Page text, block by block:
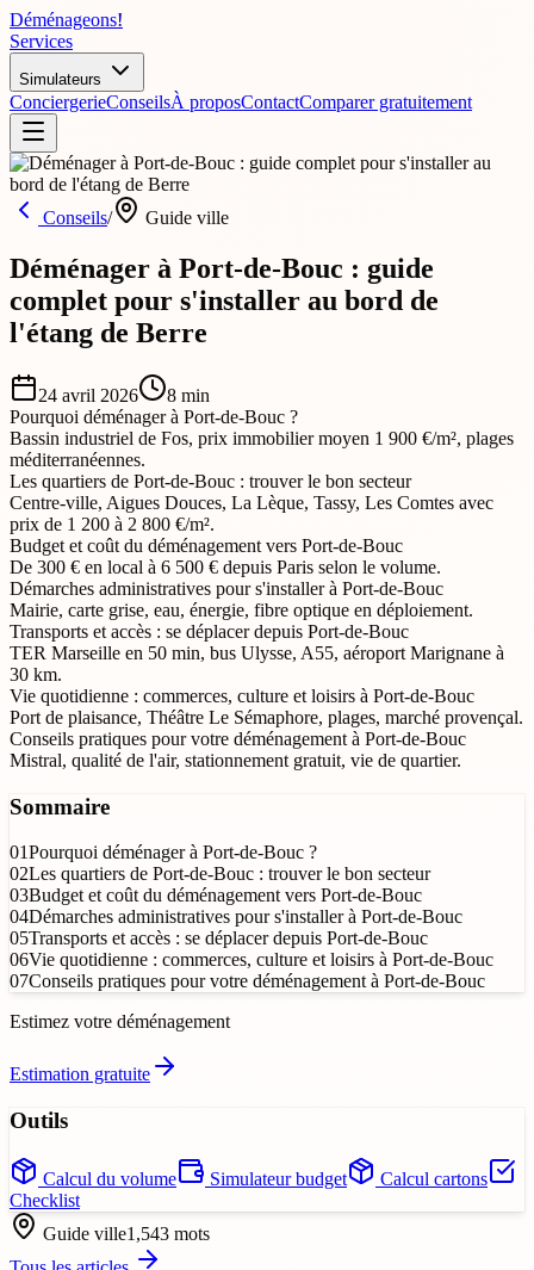
Déménageons!
Services
Simulateurs
ConciergerieConseilsÀ proposContactComparer gratuitement
Conseils/ Guide ville
Déménager à Port-de-Bouc : guide
complet pour s'installer au bord de
l'étang de Berre
24 avril 2026 8 min
Pourquoi déménager à Port-de-Bouc ?
Bassin industriel de Fos, prix immobilier moyen 1 900 €/m², plages
méditerranéennes.
Les quartiers de Port-de-Bouc : trouver le bon secteur
Centre-ville, Aigues Douces, La Lèque, Tassy, Les Comtes avec
prix de 1 200 à 2 800 €/m².
Budget et coût du déménagement vers Port-de-Bouc
De 300 € en local à 6 500 € depuis Paris selon le volume.
Démarches administratives pour s'installer à Port-de-Bouc
Mairie, carte grise, eau, énergie, fibre optique en déploiement.
Transports et accès : se déplacer depuis Port-de-Bouc
TER Marseille en 50 min, bus Ulysse, A55, aéroport Marignane à
30 km.
Vie quotidienne : commerces, culture et loisirs à Port-de-Bouc
Port de plaisance, Théâtre Le Sémaphore, plages, marché provençal.
Conseils pratiques pour votre déménagement à Port-de-Bouc
Mistral, qualité de l'air, stationnement gratuit, vie de quartier.
Sommaire
01Pourquoi déménager à Port-de-Bouc ?
02Les quartiers de Port-de-Bouc : trouver le bon secteur
03Budget et coût du déménagement vers Port-de-Bouc
04Démarches administratives pour s'installer à Port-de-Bouc
05Transports et accès : se déplacer depuis Port-de-Bouc
06Vie quotidienne : commerces, culture et loisirs à Port-de-Bouc
07Conseils pratiques pour votre déménagement à Port-de-Bouc
Estimez votre déménagement
Estimation gratuite
Outils
Calcul du volume Simulateur budget
Calcul cartons
Checklist
Guide ville1,543 mots